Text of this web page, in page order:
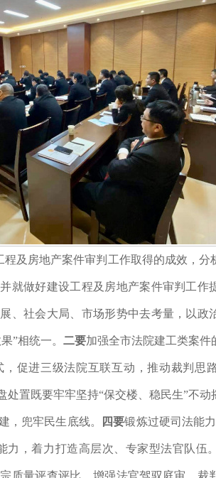
及房地产案件审判工作取得的成效，分
就做好建设工程及房地产案件审判工作
、社会大局、市场形势中去考量，以政
”相统一。 二要加强全市法院建工类案件
促进三级法院互联互动，推动裁判思
处置既要牢牢坚持“保交楼、稳民生”不动
，兜牢民生底线。 四要锻炼过硬司法能
，着力打造高层次、专家型法官队伍。
质量评查评比，增强法官驾驭庭审、裁